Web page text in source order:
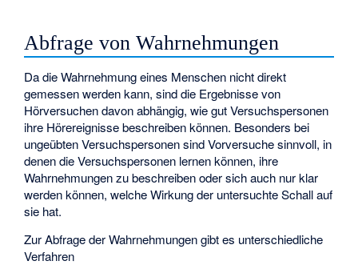
Abfrage von Wahrnehmungen
Da die Wahrnehmung eines Menschen nicht direkt
gemessen werden kann, sind die Ergebnisse von
Hörversuchen davon abhängig, wie gut Versuchspersonen
ihre Hörereignisse beschreiben können. Besonders bei
ungeübten Versuchspersonen sind Vorversuche sinnvoll, in
denen die Versuchspersonen lernen können, ihre
Wahrnehmungen zu beschreiben oder sich auch nur klar
werden können, welche Wirkung der untersuchte Schall auf
sie hat.
Zur Abfrage der Wahrnehmungen gibt es unterschiedliche
Verfahren